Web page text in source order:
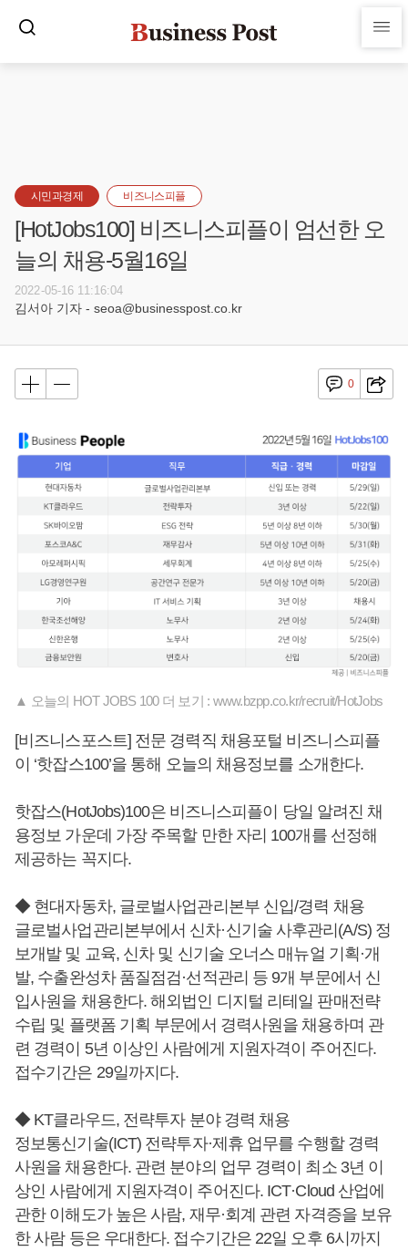
시민과경제 비즈니스피플
[HotJobs100] 비즈니스피플이 엄선한 오
늘의 채용-5월16일
2022-05-16 11:16:04
김서아 기자 - seoa@businesspost.co.kr
0
▲ 오늘의 HOT JOBS 100 더 보기 : www.bzpp.co.kr/recruit/HotJobs
[비즈니스포스트] 전문 경력직 채용포털 비즈니스피플
이 ‘핫잡스100’을 통해 오늘의 채용정보를 소개한다.
핫잡스(HotJobs)100은 비즈니스피플이 당일 알려진 채
용정보 가운데 가장 주목할 만한 자리 100개를 선정해
제공하는 꼭지다.
◆ 현대자동차, 글로벌사업관리본부 신입/경력 채용
글로벌사업관리본부에서 신차·신기술 사후관리(A/S) 정
보개발 및 교육, 신차 및 신기술 오너스 매뉴얼 기획·개
발, 수출완성차 품질점검·선적관리 등 9개 부문에서 신
입사원을 채용한다. 해외법인 디지털 리테일 판매전략
수립 및 플랫폼 기획 부문에서 경력사원을 채용하며 관
련 경력이 5년 이상인 사람에게 지원자격이 주어진다.
접수기간은 29일까지다.
◆ KT클라우드, 전략투자 분야 경력 채용
정보통신기술(ICT) 전략투자·제휴 업무를 수행할 경력
사원을 채용한다. 관련 분야의 업무 경력이 최소 3년 이
상인 사람에게 지원자격이 주어진다. ICT·Cloud 산업에
관한 이해도가 높은 사람, 재무·회계 관련 자격증을 보유
한 사람 등은 우대한다. 접수기간은 22일 오후 6시까지